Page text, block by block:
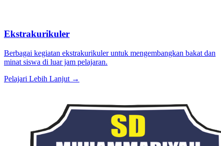
Ekstrakurikuler
Berbagai kegiatan ekstrakurikuler untuk mengembangkan bakat dan
minat siswa di luar jam pelajaran.
Pelajari Lebih Lanjut →